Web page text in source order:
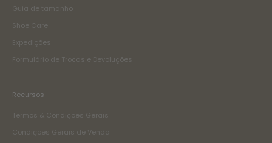
Guia de tamanho
Shoe Care
Expedições
Formulário de Trocas e Devoluções
Recursos
Termos & Condições Gerais
Condições Gerais de Venda